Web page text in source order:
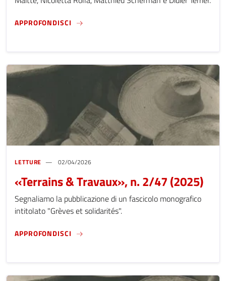
APPROFONDISCI "LES ÂGES AU TRAVAIL DANS LES
LETTURE 02/04/2026
«Terrains & Travaux», n. 2/47 (2025)
Segnaliamo la pubblicazione di un fascicolo monografico
intitolato "Grèves et solidarités".
APPROFONDISCI «TERRAINS & TRAVAUX», N. 2/47 (2025)